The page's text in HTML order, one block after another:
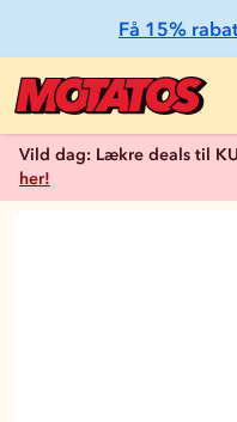
Få 15%
Vild dag: Lækre deals til
her!